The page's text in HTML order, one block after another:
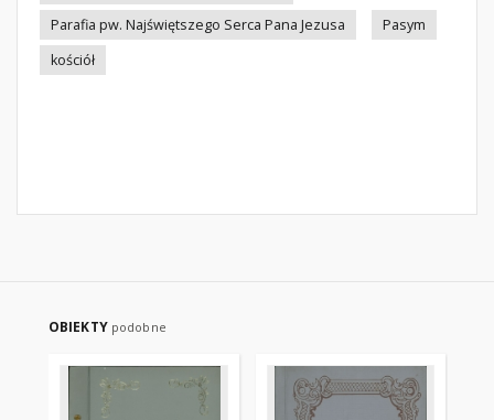
Parafia pw. Najświętszego Serca Pana Jezusa
Pasym
kościół
OBIEKTY podobne